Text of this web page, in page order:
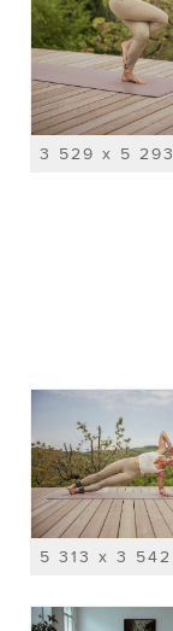
3 529 x 5 293
5 313 x 3 542